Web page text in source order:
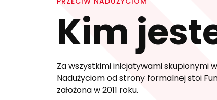
Kim
Za wszystkimi inicjatywami skupionymi
Nadużyciom od strony formalnej stoi
założona w 2011 roku.